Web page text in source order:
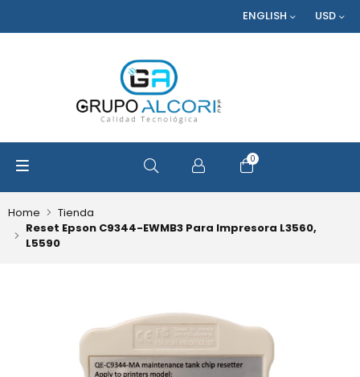
ENGLISH USD
OPEN SEARCH
0
Home
Tienda
Reset Epson C9344-EWMB3 Para Impresora L3560,
L5590